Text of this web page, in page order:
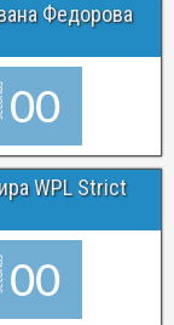
Федорова
00
WPL Strict
00